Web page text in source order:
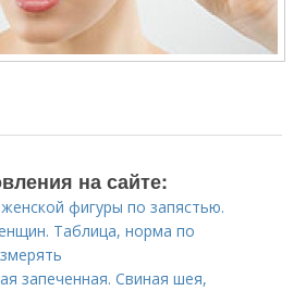
на сайте:
фигуры по запястью.
Таблица, норма по
запеченная. Свиная шея,